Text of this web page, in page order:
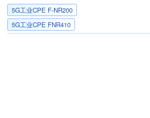
5G工业CPE F-NR200
5G工业CPE FNR410